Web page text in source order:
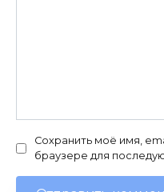
Сохранить моё имя,
браузере для